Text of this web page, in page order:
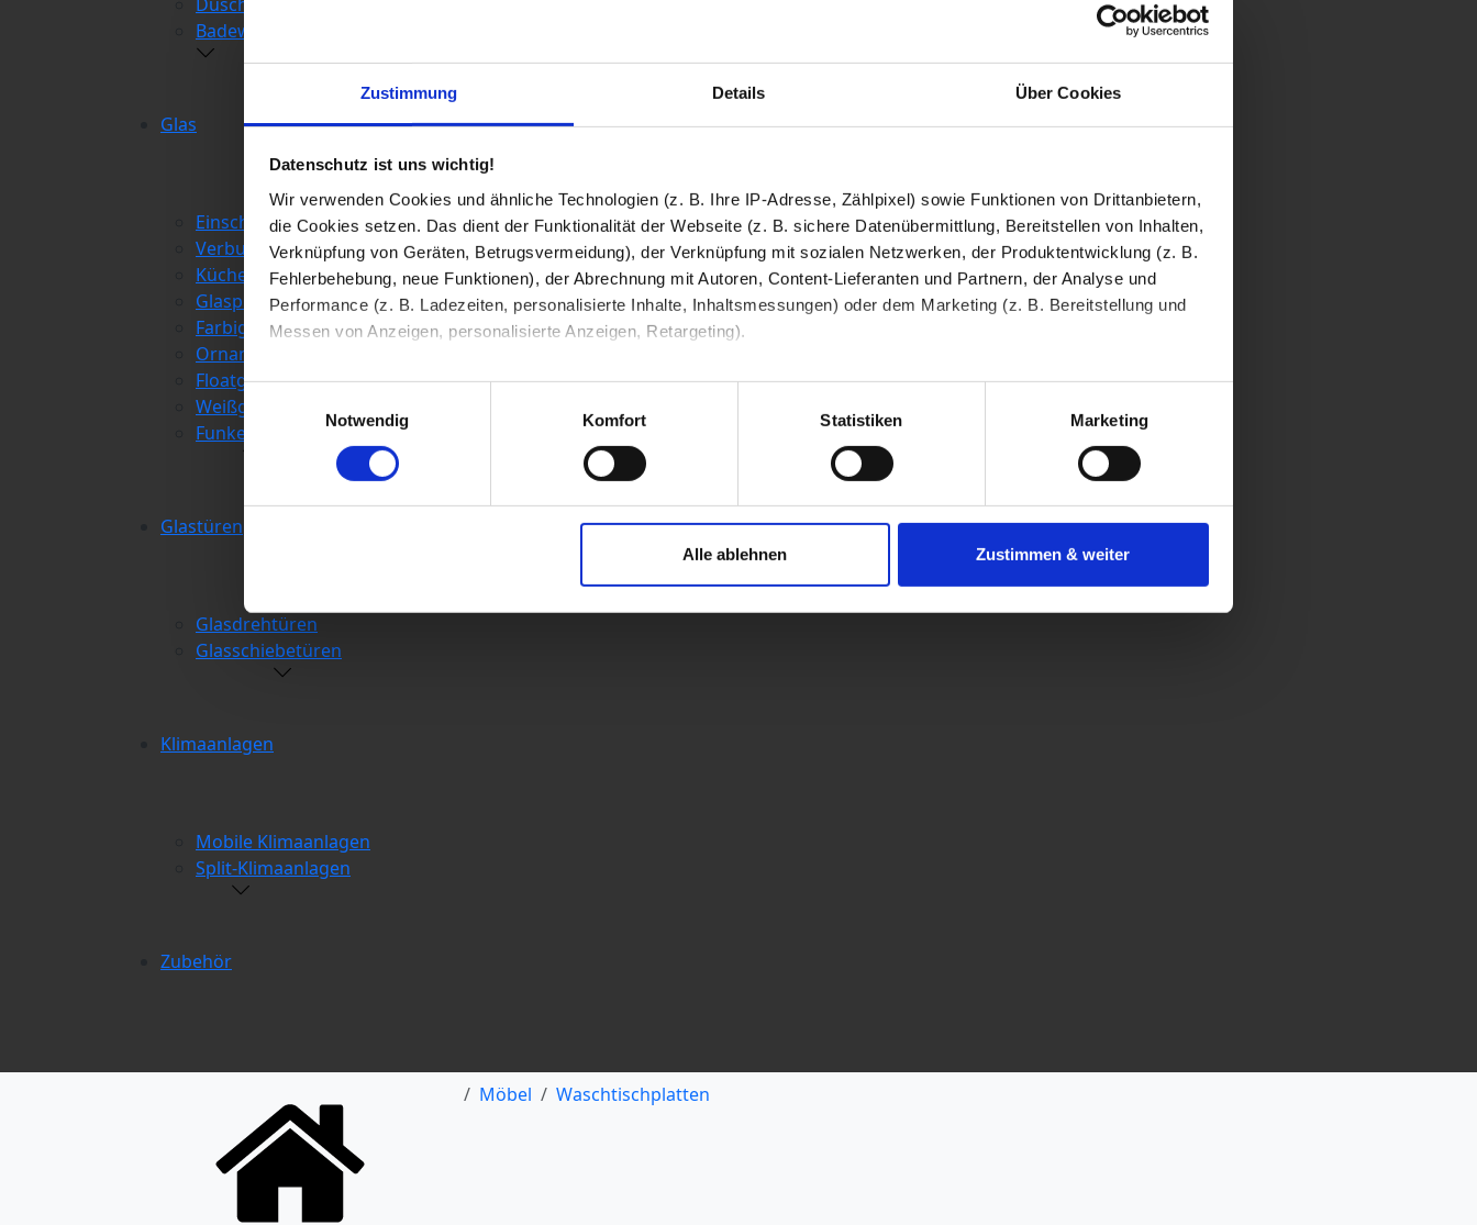
Zustimmung Details Über Cookies
Datenschutz ist uns wichtig!
Wir verwenden Cookies und ähnliche Technologien (z. B. Ihre IP-Adresse, Zählpixel) sowie Funktionen von Drittanbietern,
die Cookies setzen. Das dient der Funktionalität der Webseite (z. B. sichere Datenübermittlung, Bereitstellen von Inhalten,
Verknüpfung von Geräten, Betrugsvermeidung), der Verknüpfung mit sozialen Netzwerken, der Produktentwicklung (z. B.
Fehlerbehebung, neue Funktionen), der Abrechnung mit Autoren, Content-Lieferanten und Partnern, der Analyse und
Performance (z. B. Ladezeiten, personalisierte Inhalte, Inhaltsmessungen) oder dem Marketing (z. B. Bereitstellung und
Messen von Anzeigen, personalisierte Anzeigen, Retargeting).
Die Einzelheiten können Sie unter Datenschutz nachlesen. Über den Link "Cookies" am Seitenende können Sie mehr über
die eingesetzten Technologien und Partner erfahren und die von Ihnen gewünschten Einstellungen vornehmen.
Indem Sie auf den Button "Zustimmen" klicken, willigen Sie in die Verarbeitung Ihrer personenbezogenen Daten zu den
Impressum
Einwilligungsauswahl
Notwendig
Komfort Statistiken Marketing
Alle ablehnen Zustimmen & weiter
Badewannenaufsatz
Glas
Einscheiben-Sicherheitsglas (ESG)
Verbund-Sicherheitsglas (VSG)
Küchenrückwand Glas
Glasplatten für Tische
Farbiges Glas
Ornamentglas
Floatglas
Weißglas
Funkenschutzplatten
Glastüren
Glasdrehtüren
Glasschiebetüren
Klimaanlagen
Mobile Klimaanlagen
Split-Klimaanlagen
Zubehör
Möbel Waschtischplatten